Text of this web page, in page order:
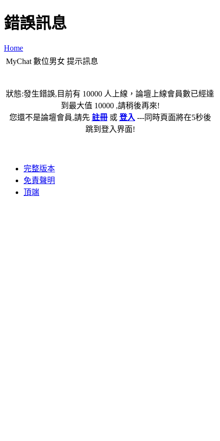
錯誤訊息
Home
MyChat 數位男女 提示訊息
狀態:發生錯誤,目前有 10000 人上線，論壇上線會員數已經達
到最大值 10000 ,請稍後再來!
您還不是論壇會員,請先 註冊或 登入 ---同時頁面將在5秒後
跳到登入界面!
完整版本
免責聲明
頂端